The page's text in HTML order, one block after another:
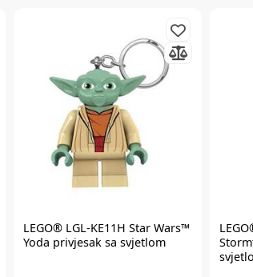
LEGO® LGL-KE11H Star Wars™
Yoda privjesak sa svjetlom